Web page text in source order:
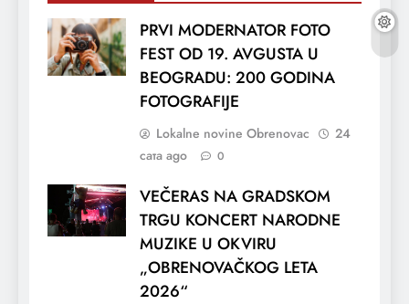
PRVI MODERNATOR FOTO
FEST OD 19. AVGUSTA U
BEOGRADU: 200 GODINA
FOTOGRAFIJE
Lokalne novine Obrenovac
24
сата ago
0
VEČERAS NA GRADSKOM
TRGU KONCERT NARODNE
MUZIKE U OKVIRU
„OBRENOVAČKOG LETA
2026“